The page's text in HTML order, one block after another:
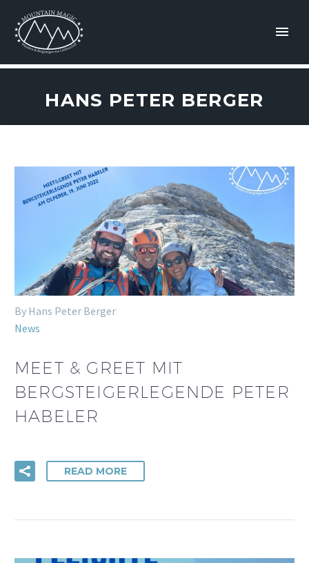
HANS PETER BERGER
By Hans Peter Berger
News
MEET & GREET MIT
BERGSTEIGERLEGENDE PETER
HABELER
READ MORE